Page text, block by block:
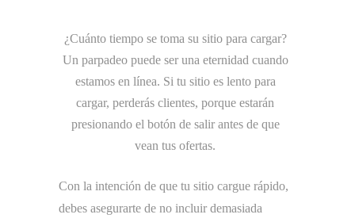
¿Cuánto tiempo se toma su sitio para cargar?
Un parpadeo puede ser una eternidad cuando
estamos en línea. Si tu sitio es lento para
cargar, perderás clientes, porque estarán
presionando el botón de salir antes de que
vean tus ofertas.
Con la intención de que tu sitio cargue rápido,
debes asegurarte de no incluir demasiada